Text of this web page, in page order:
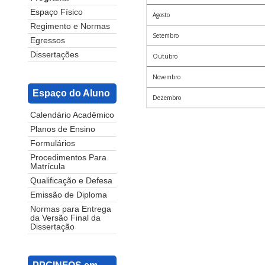
Espaço Físico
Regimento e Normas
Egressos
Dissertações
Espaço do Aluno
Calendário Acadêmico
Planos de Ensino
Formulários
Procedimentos Para
Matrícula
Qualificação e Defesa
Emissão de Diploma
Normas para Entrega
da Versão Final da
Dissertação
Agosto
Setembro
Outubro
Novembro
Dezembro